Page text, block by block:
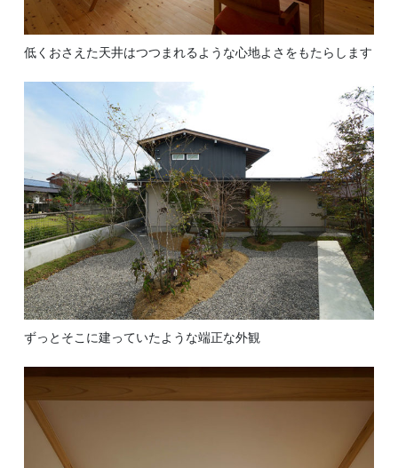
低くおさえた天井はつつまれるような心地よさをもたらします
ずっとそこに建っていたような端正な外観